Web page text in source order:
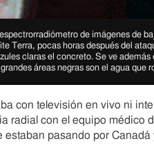
de imágenes de
Terra, pocas horas después del
claras el concreto. Se ve
áreas negras son el agua que
con televisión en vivo ni
radial con el equipo médico
estaban pasando por